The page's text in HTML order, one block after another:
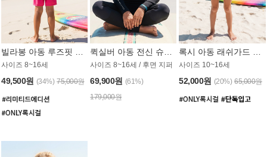
사이즈 8~16세
49,500원 (34%) 75,000원
사이즈 8~16세 / 후면 지퍼
69,900원 (61%)
179,000원
사이즈 10~16세
52,000원 (20%) 65,000원